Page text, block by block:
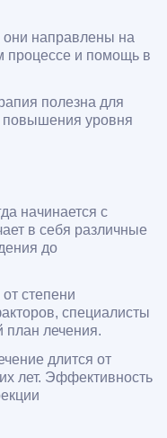
направлены на
процессе и помощь в
полезна для
повышения уровня
начинается с
в себя различные
до
степени
специалисты
план лечения.
длится от
лет. Эффективность